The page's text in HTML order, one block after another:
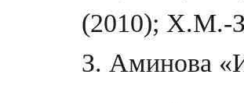
(2010); Х.М.-
З. Аминова